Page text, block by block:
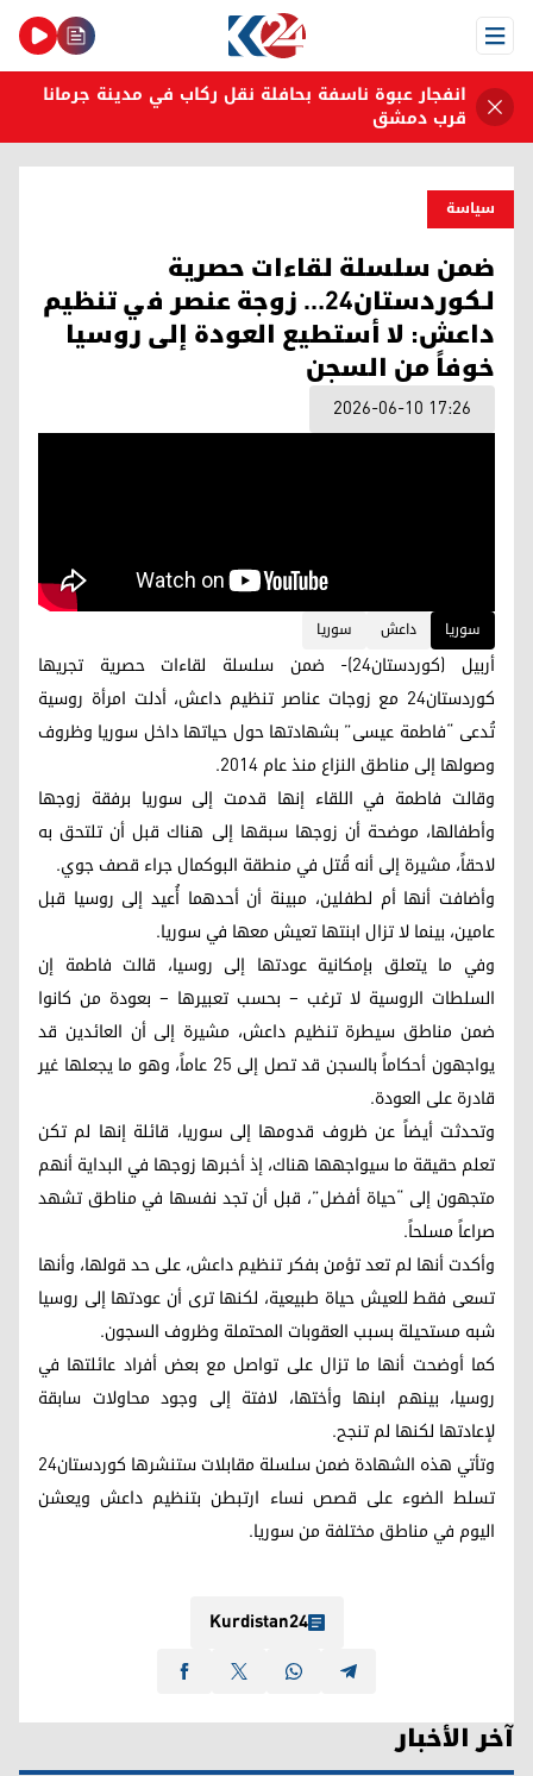
Open Menu
انفجار عبوة ناسفة بحافلة نقل ركاب في مدينة جرمانا
قرب دمشق
سیاسة
ضمن سلسلة لقاءات حصرية
لـكوردستان24… زوجة عنصر في تنظيم
داعش: لا أستطيع العودة إلى روسيا
خوفاً من السجن
2026-06-10 17:26
سوریا داعش سوريا
أربيل (كوردستان24)- ضمن سلسلة لقاءات حصرية تجريها
كوردستان24 مع زوجات عناصر تنظيم داعش، أدلت امرأة روسية
تُدعى “فاطمة عيسى” بشهادتها حول حياتها داخل سوريا وظروف
وصولها إلى مناطق النزاع منذ عام 2014.
وقالت فاطمة في اللقاء إنها قدمت إلى سوريا برفقة زوجها
وأطفالها، موضحة أن زوجها سبقها إلى هناك قبل أن تلتحق به
لاحقاً، مشيرة إلى أنه قُتل في منطقة البوكمال جراء قصف جوي.
وأضافت أنها أم لطفلين، مبينة أن أحدهما أُعيد إلى روسيا قبل
عامين، بينما لا تزال ابنتها تعيش معها في سوريا.
وفي ما يتعلق بإمكانية عودتها إلى روسيا، قالت فاطمة إن
السلطات الروسية لا ترغب – بحسب تعبيرها – بعودة من كانوا
ضمن مناطق سيطرة تنظيم داعش، مشيرة إلى أن العائدين قد
يواجهون أحكاماً بالسجن قد تصل إلى 25 عاماً، وهو ما يجعلها غير
قادرة على العودة.
وتحدثت أيضاً عن ظروف قدومها إلى سوريا، قائلة إنها لم تكن
تعلم حقيقة ما سيواجهها هناك، إذ أخبرها زوجها في البداية أنهم
متجهون إلى “حياة أفضل”، قبل أن تجد نفسها في مناطق تشهد
صراعاً مسلحاً.
وأكدت أنها لم تعد تؤمن بفكر تنظيم داعش، على حد قولها، وأنها
تسعى فقط للعيش حياة طبيعية، لكنها ترى أن عودتها إلى روسيا
شبه مستحيلة بسبب العقوبات المحتملة وظروف السجون.
كما أوضحت أنها ما تزال على تواصل مع بعض أفراد عائلتها في
روسيا، بينهم ابنها وأختها، لافتة إلى وجود محاولات سابقة
لإعادتها لكنها لم تنجح.
وتأتي هذه الشهادة ضمن سلسلة مقابلات ستنشرها كوردستان24
تسلط الضوء على قصص نساء ارتبطن بتنظيم داعش ويعشن
اليوم في مناطق مختلفة من سوريا.
Kurdistan24
آخر الأخبار